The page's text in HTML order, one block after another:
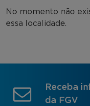
No momento não
essa localidade.
Receba
da FGV